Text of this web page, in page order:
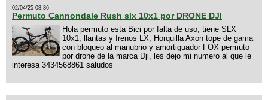
02/04/25 08:36
Permuto Cannondale Rush slx 10x1 por DRONE DJI
Hola permuto esta Bici por falta de uso, tiene SLX
10x1, llantas y frenos LX, Horquilla Axon tope de gama
con bloqueo al manubrio y amortiguador FOX permuto
por drone de la marca Dji, les dejo mi numero al que le
interesa 3434568861 saludos